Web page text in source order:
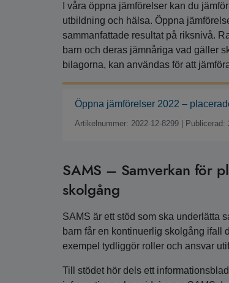
I våra öppna jämförelser kan du
utbildning och hälsa. Öppna
sammanfattade resultat på riksnivå.
barn och deras jämnåriga vad gäller
bilagorna, kan användas för att
Öppna jämförelser 2022 –
Artikelnummer: 2022-12-8299 Publicerad:
SAMS – Samverkan för
skolgång
SAMS är ett stöd som ska underlätta
barn får en kontinuerlig skolgång ifall
exempel tydliggör roller och ansvar
Till stödet hör dels ett